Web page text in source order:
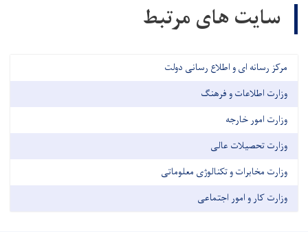
سایت های مرتبط
مرکز رسانه ای و اطلاع رسانی دولت
وزارت اطلاعات و فرهنگ
وزارت امور خارجه
وزارت تحصیلات عالی
وزارت مخابرات و تکنالوژی معلوماتی
وزارت کار و امور اجتماعی